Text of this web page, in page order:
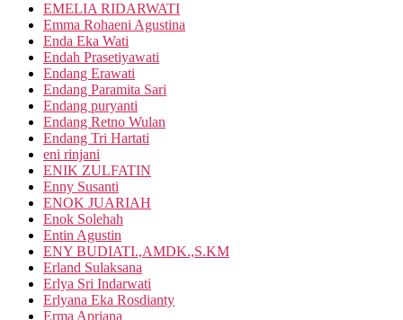
EMELIA RIDARWATI
Emma Rohaeni Agustina
Enda Eka Wati
Endah Prasetiyawati
Endang Erawati
Endang Paramita Sari
Endang puryanti
Endang Retno Wulan
Endang Tri Hartati
eni rinjani
ENIK ZULFATIN
Enny Susanti
ENOK JUARIAH
Enok Solehah
Entin Agustin
ENY BUDIATI.,AMDK.,S.KM
Erland Sulaksana
Erlya Sri Indarwati
Erlyana Eka Rosdianty
Erma Apriana